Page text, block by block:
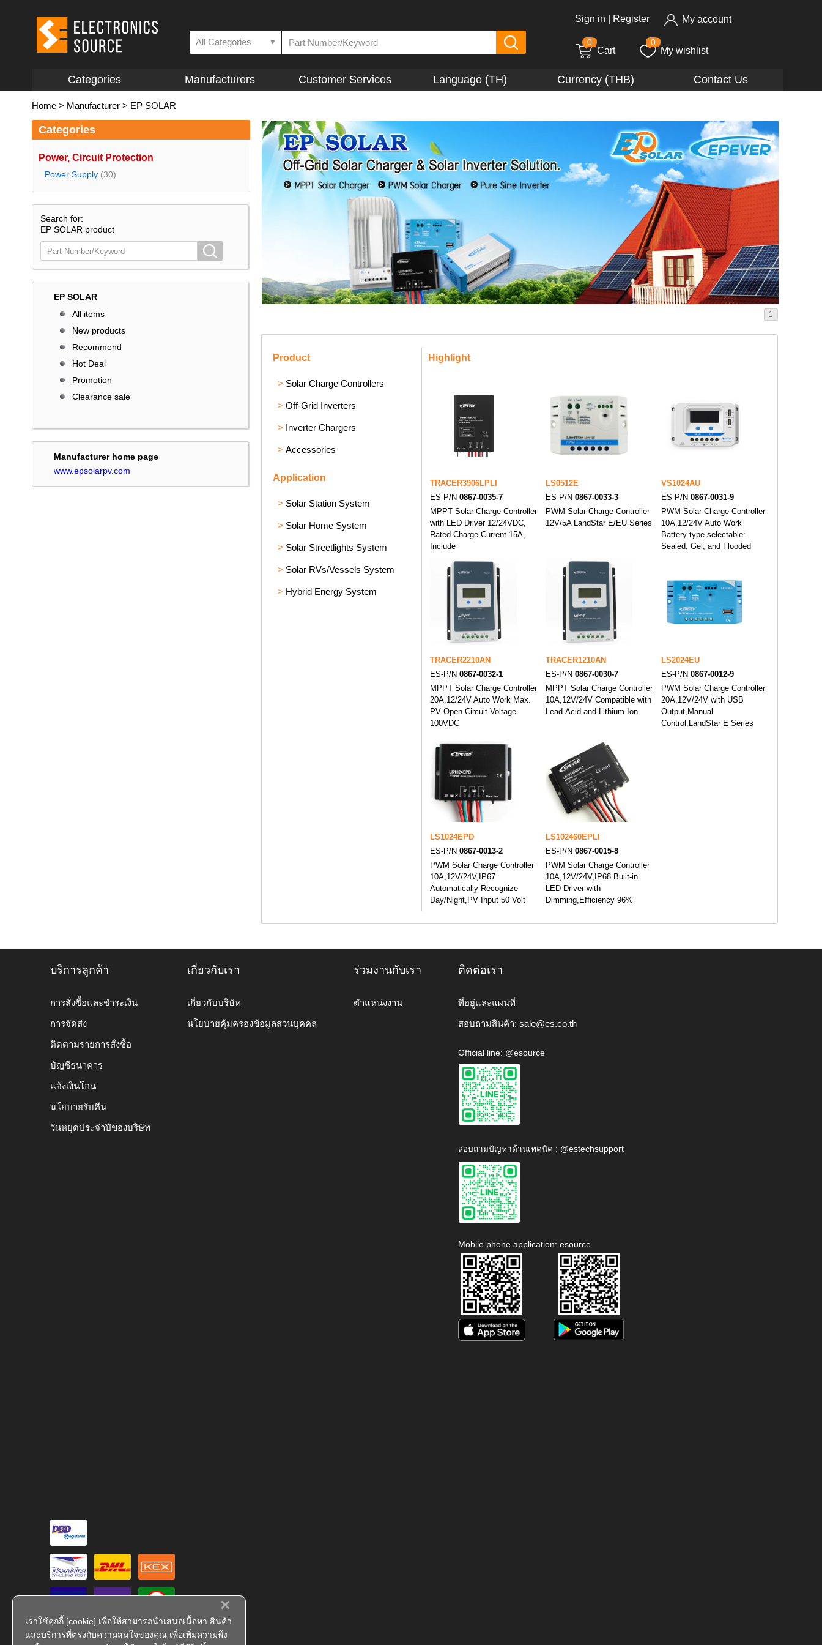
×
เราใช้คุกกี้ [cookie] เพื่อให้สามารถนำเสนอเนื้อหา สินค้า
และบริการที่ตรงกับความสนใจของคุณ เพื่อเพิ่มความพึง
All Categories ▼
Sign in Register My account
0
Cart
0
My wishlist
Categories Manufacturers Customer Services Language (TH) Currency (THB) Contact Us
Home > Manufacturer > EP SOLAR
Categories
Power, Circuit Protection
Power Supply (30)
Search for:
EP SOLAR product
EP SOLAR
All items
New products
Recommend
Hot Deal
Promotion
Clearance sale
Manufacturer home page
www.epsolarpv.com
1
Product
> Solar Charge Controllers
> Off-Grid Inverters
> Inverter Chargers
> Accessories
Application
> Solar Station System
> Solar Home System
> Solar Streetlights System
> Solar RVs/Vessels System
> Hybrid Energy System
Highlight
TRACER3906LPLI
ES-P/N 0867-0035-7
MPPT Solar Charge Controller
with LED Driver 12/24VDC,
Rated Charge Current 15A,
Include
LS0512E
ES-P/N 0867-0033-3
PWM Solar Charge Controller
12V/5A LandStar E/EU Series
VS1024AU
ES-P/N 0867-0031-9
PWM Solar Charge Controller
10A,12/24V Auto Work
Battery type selectable:
Sealed, Gel, and Flooded
TRACER2210AN
ES-P/N 0867-0032-1
MPPT Solar Charge Controller
20A,12/24V Auto Work Max.
PV Open Circuit Voltage
100VDC
TRACER1210AN
ES-P/N 0867-0030-7
MPPT Solar Charge Controller
10A,12V/24V Compatible with
Lead-Acid and Lithium-Ion
LS2024EU
ES-P/N 0867-0012-9
PWM Solar Charge Controller
20A,12V/24V with USB
Output,Manual
Control,LandStar E Series
LS1024EPD
ES-P/N 0867-0013-2
PWM Solar Charge Controller
10A,12V/24V,IP67
Automatically Recognize
Day/Night,PV Input 50 Volt
LS102460EPLI
ES-P/N 0867-0015-8
PWM Solar Charge Controller
10A,12V/24V,IP68 Built-in
LED Driver with
Dimming,Efficiency 96%
บริการลูกค้า
การสั่งซื้อและชำระเงิน
การจัดส่ง
ติดตามรายการสั่งซื้อ
บัญชีธนาคาร
แจ้งเงินโอน
นโยบายรับคืน
วันหยุดประจำปีของบริษัท
เกี่ยวกับเรา
เกี่ยวกับบริษัท
นโยบายคุ้มครองข้อมูลส่วนบุคคล
ร่วมงานกับเรา
ตำแหน่งงาน
ติดต่อเรา
ที่อยู่และแผนที่
สอบถามสินค้า: sale@es.co.th
Official line: @esource
สอบถามปัญหาด้านเทคนิค : @estechsupport
Mobile phone application: esource